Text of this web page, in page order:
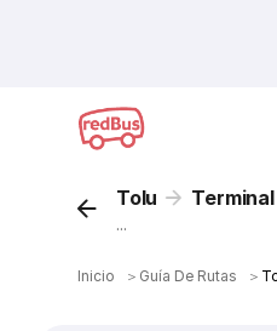
Tolu
...
Inicio ＞ Guía De Rutas ＞